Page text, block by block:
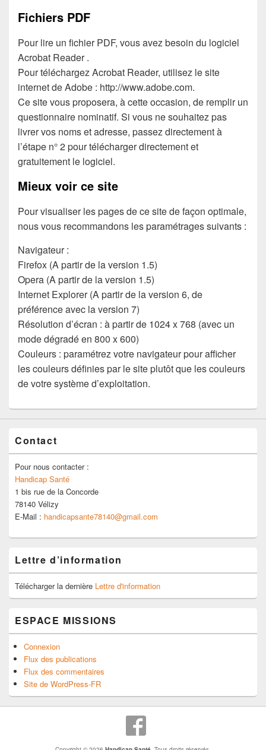
Fichiers PDF
Pour lire un fichier PDF, vous avez besoin du logiciel
Acrobat Reader .
Pour téléchargez Acrobat Reader, utilisez le site
internet de Adobe : http://www.adobe.com.
Ce site vous proposera, à cette occasion, de remplir un
questionnaire nominatif. Si vous ne souhaitez pas
livrer vos noms et adresse, passez directement à
l’étape n° 2 pour télécharger directement et
gratuitement le logiciel.
Mieux voir ce site
Pour visualiser les pages de ce site de façon optimale,
nous vous recommandons les paramétrages suivants :
Navigateur :
Firefox (A partir de la version 1.5)
Opera (A partir de la version 1.5)
Internet Explorer (A partir de la version 6, de
préférence avec la version 7)
Résolution d’écran : à partir de 1024 x 768 (avec un
mode dégradé en 800 x 600)
Couleurs : paramétrez votre navigateur pour afficher
les couleurs définies par le site plutôt que les couleurs
de votre système d’exploitation.
Contact
Pour nous contacter :
Handicap Santé
1 bis rue de la Concorde
78140 Vélizy
E-Mail : handicapsante78140@gmail.com
Lettre d’information
Télécharger la dernière Lettre d'information
ESPACE MISSIONS
Connexion
Flux des publications
Flux des commentaires
Site de WordPress-FR